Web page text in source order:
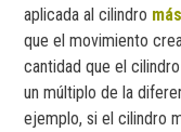
aplicada al cilindro
que el movimiento
cantidad que el
un múltiplo de la
ejemplo, si el cilindro